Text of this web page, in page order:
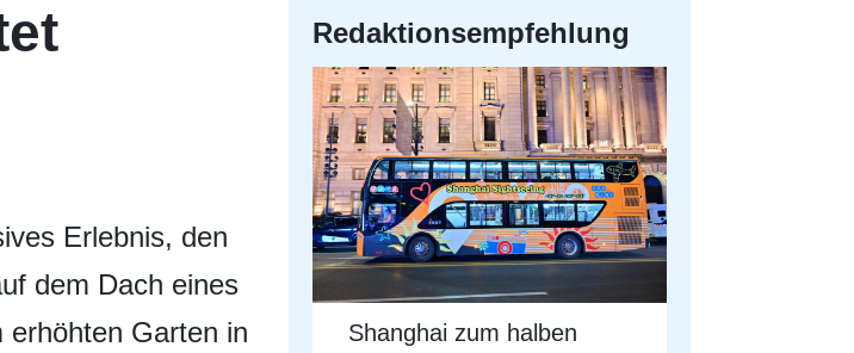
Erlebnis, den
dem Dach eines
erhöhten Garten in
Redaktionsempfehlung
Shanghai zum halben